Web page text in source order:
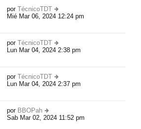
s
aj
m
o
m
n
s
aj
por TécnicoTDT
er
ti
m
o
m
n
s
aj
Mié Mar 06, 2024 12:24 pm
por TécnicoTDT
er
ti
m
o
m
n
aj
Lun Mar 04, 2024 2:38 pm
por TécnicoTDT
er
ti
o
m
Lun Mar 04, 2024 2:37 pm
por BBOPah
er
Sab Mar 02, 2024 11:52 pm